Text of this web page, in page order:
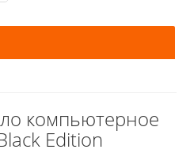
компьютерное
Edition